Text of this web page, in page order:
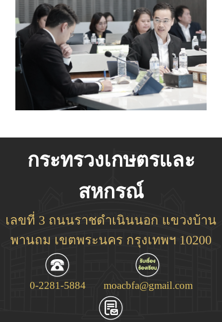
กระทรวงเกษตรและ
สหกรณ์
เลขที่ 3 ถนนราชดำเนินนอก แขวงบ้าน
พานถม เขตพระนคร กรุงเทพฯ 10200
0-2281-5884 moacbfa@gmail.com